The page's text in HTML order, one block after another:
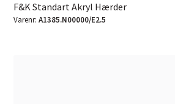
F&K Standart Akryl Hærder
Varenr:A1385.N00000/E2.5